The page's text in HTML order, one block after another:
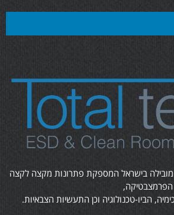
בישראל המספקת פתרונות מקצה לקצה